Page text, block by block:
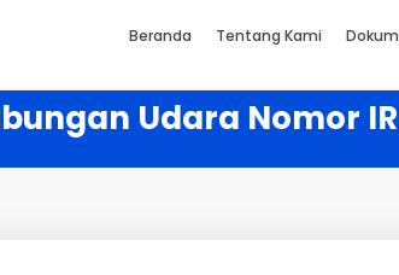
Beranda Tentang Kami
Udara Nomor IR